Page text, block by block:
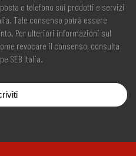
posta e telefono sui prodotti e servizi
Tale consenso potrà essere
Per ulteriori informazioni sul
revocare il consenso, consulta
SEB Italia.